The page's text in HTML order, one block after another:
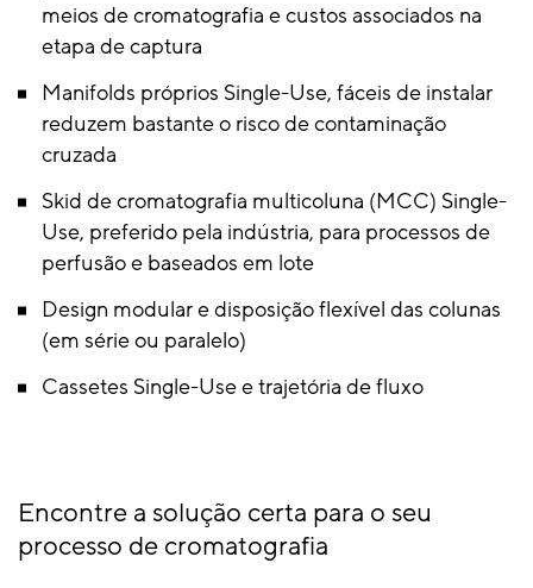
meios de cromatografia e custos associados na
etapa de captura
Manifolds próprios Single-Use, fáceis de instalar
reduzem bastante o risco de contaminação
cruzada
Skid de cromatografia multicoluna (MCC) Single-
Use, preferido pela indústria, para processos de
perfusão e baseados em lote
Design modular e disposição flexível das colunas
(em série ou paralelo)
Cassetes Single-Use e trajetória de fluxo
Encontre a solução certa para o seu
processo de cromatografia